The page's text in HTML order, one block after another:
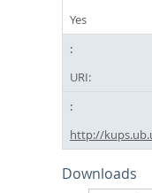
Yes
URI:
http://
Downloads